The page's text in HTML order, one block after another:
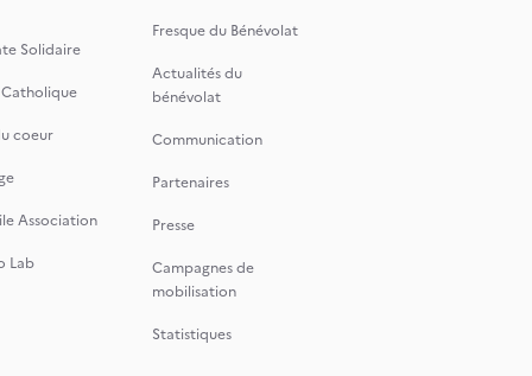
Solidaire
coeur
Association
Lab
Fresque du Bénévolat
Actualités du
bénévolat
Communication
Partenaires
Presse
Campagnes de
mobilisation
Statistiques